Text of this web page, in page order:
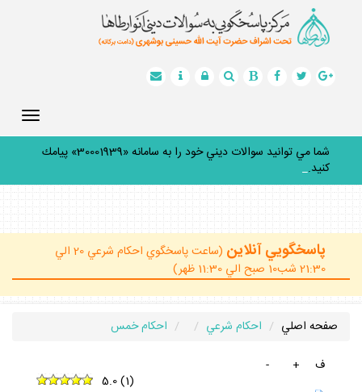
شما مي توانيد سوالات ديني خود را به سامانه «30001939» پيامك
كنيد. _
پاسخگويي آنلاين
(ساعت پاسخگوي احكام شرعي 20 الي
21:30 شب10 صبح الي 11:30 ظهر)
صفحه اصلي احكام شرعي
احكام خمس
ف
+
-
5.0(1)